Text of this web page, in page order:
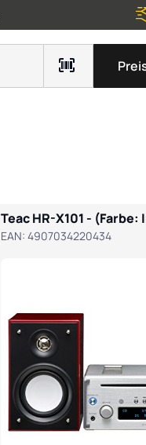
Teac HR-X101 -
EAN: 4907034220434